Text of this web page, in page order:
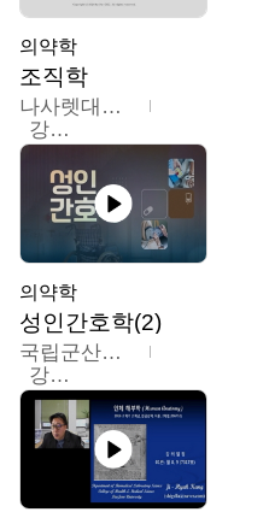
의약학
조직학
나사렛대학교
강지언
의약학
성인간호학(2)
국립군산대학교
강경아